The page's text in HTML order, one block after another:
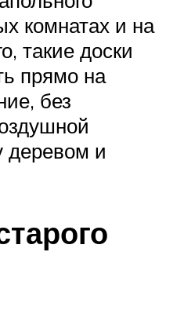
комнатах и на
такие доски
прямо на
без
деревом и